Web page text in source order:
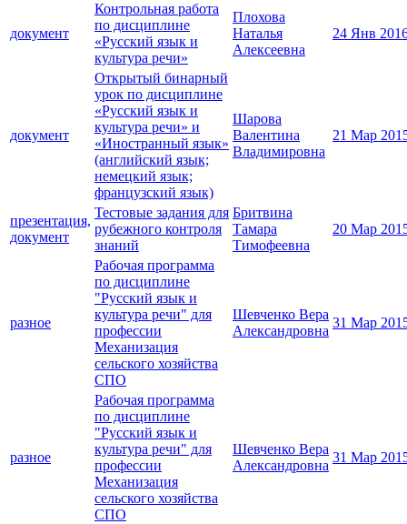
документ
Контрольная работа
по дисциплине
«Русский язык и
культура речи»
Плохова
Наталья
Алексеевна
24 Янв
документ
Открытый бинарный
урок по дисциплине
«Русский язык и
культура речи» и
«Иностранный язык»
(английский язык;
немецкий язык;
французский язык)
Шарова
Валентина
Владимировна
21 Мар
презентация,
документ
Тестовые задания для
рубежного контроля
знаний
Бритвина
Тамара
Тимофеевна
20 Мар
разное
Рабочая программа
по дисциплине
"Русский язык и
культура речи" для
профессии
Механизация
сельского хозяйства
СПО
Шевченко Вера
Александровна
31 Мар
разное
Рабочая программа
по дисциплине
"Русский язык и
культура речи" для
профессии
Механизация
сельского хозяйства
СПО
Шевченко Вера
Александровна
31 Мар